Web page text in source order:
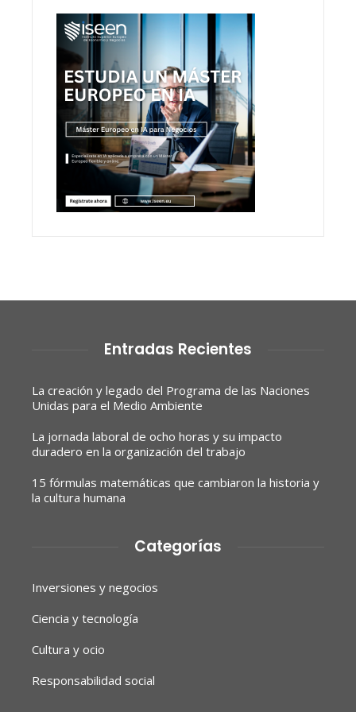
Entradas Recientes
La creación y legado del Programa de las Naciones
Unidas para el Medio Ambiente
La jornada laboral de ocho horas y su impacto
duradero en la organización del trabajo
15 fórmulas matemáticas que cambiaron la historia y
la cultura humana
Categorías
Inversiones y negocios
Ciencia y tecnología
Cultura y ocio
Responsabilidad social